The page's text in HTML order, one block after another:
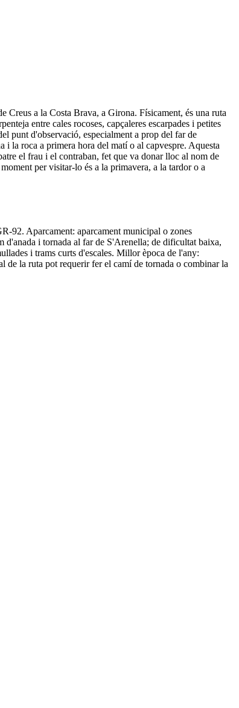
Creus a la Costa Brava, a Girona. Físicament, és una ruta
entre cales rocoses, capçaleres escarpades i petites
punt d'observació, especialment a prop del far de
i la roca a primera hora del matí o al capvespre. Aquesta
el frau i el contraban, fet que va donar lloc al nom de
per visitar-lo és a la primavera, a la tardor o a
92. Aparcament: aparcament municipal o zones
d'anada i tornada al far de S'Arenella; de dificultat baixa,
i trams curts d'escales. Millor època de l'any:
de la ruta pot requerir fer el camí de tornada o combinar la